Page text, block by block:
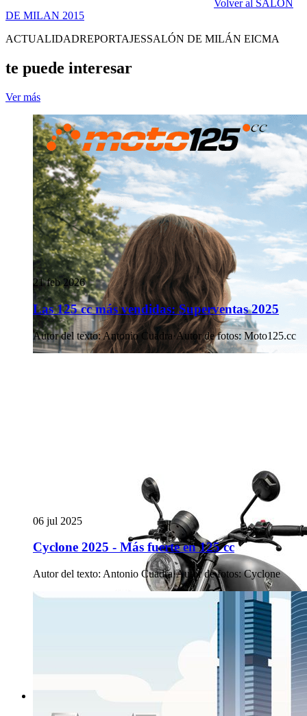
Volver al SALON
DE MILAN 2015
ACTUALIDADREPORTAJESSALÓN DE MILÁN EICMA
te puede interesar
Ver más
21 feb 2026
Las 125 cc más vendidas: Superventas 2025
Autor del texto:Antonio Cuadra·Autor de fotos: Moto125.cc
06 jul 2025
Cyclone 2025 - Más fuerte en 125 cc
Autor del texto: Antonio Cuadra·Autor de fotos: Cyclone